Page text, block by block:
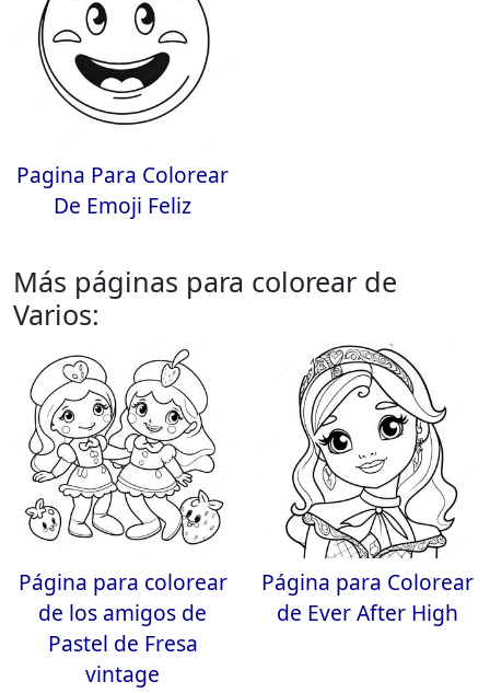
Pagina Para Colorear
De Emoji Feliz
Más páginas para colorear de
Varios:
Página para colorear
de los amigos de
Pastel de Fresa
vintage
Página para Colorear
de Ever After High